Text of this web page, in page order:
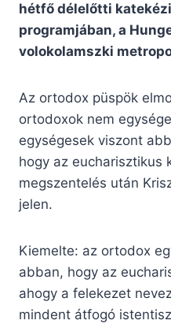
hétfő délelőtti
programjában, a
volokolamszki
Az ortodox püspök
ortodoxok nem
egységesek viszont
hogy az eucharisztikus
megszentelés után
jelen.
Kiemelte: az ortodox
abban, hogy az
ahogy a felekezet
mindent átfogó